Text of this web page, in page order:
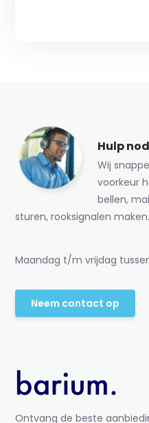
Hulp
Wij
voorkeur
bellen,
sturen, rooksignalen
Maandag t/m vrijdag
Neem contact op
Ontvang de beste